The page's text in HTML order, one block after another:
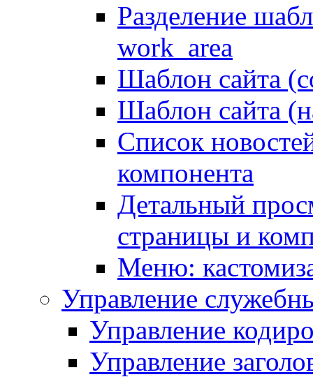
Разделение
work_area
Шаблон сайта
Шаблон сайта
Список
компонента
Детальный
страницы и
Меню:
Управление
Управление
Управление